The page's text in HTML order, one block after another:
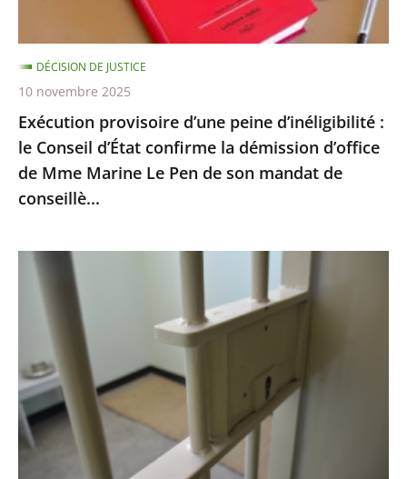
confirme
la
démission
d’office
de
Mme
Marine
Pen
son
mandat
conseillè...
Exécution provisoire d’une peine d’inéligibilité :
le Conseil d’État confirme la démission d’office
de Mme Marine Le Pen de son mandat de
conseillè...
DÉCISION DE JUSTICE
10 novembre 2025
Prisons
quartiers
de
lutte
contre
la
criminalité